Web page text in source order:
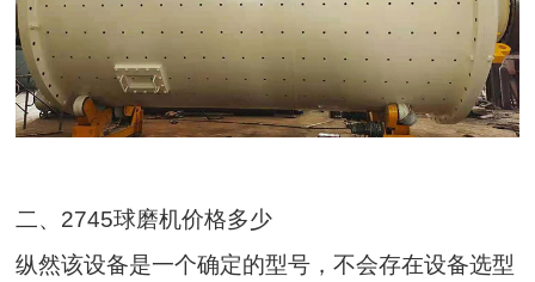
二、2745球磨机价格多少
纵然该设备是一个确定的型号，不会存在设备选型